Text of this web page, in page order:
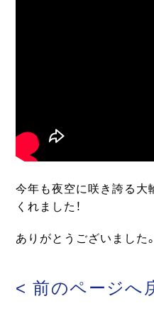
今年も夜空に咲き誇る大
くれました！
ありがとうございました。
< 前のページへ